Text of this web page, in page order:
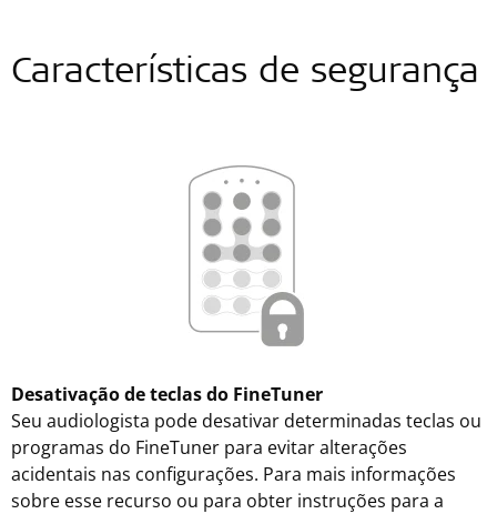
Características de segurança
Desativação de teclas do FineTuner
Seu audiologista pode desativar determinadas teclas ou
programas do FineTuner para evitar alterações
acidentais nas configurações. Para mais informações
sobre esse recurso ou para obter instruções para a